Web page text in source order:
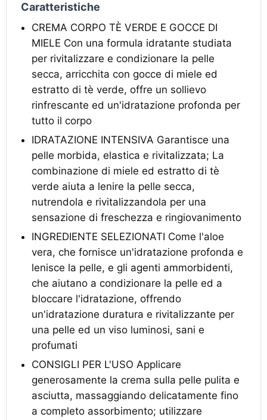
Caratteristiche
CREMA CORPO TÈ VERDE E GOCCE DI
MIELE Con una formula idratante studiata
per rivitalizzare e condizionare la pelle
secca, arricchita con gocce di miele ed
estratto di tè verde, offre un sollievo
rinfrescante ed un'idratazione profonda per
tutto il corpo
IDRATAZIONE INTENSIVA Garantisce una
pelle morbida, elastica e rivitalizzata; La
combinazione di miele ed estratto di tè
verde aiuta a lenire la pelle secca,
nutrendola e rivitalizzandola per una
sensazione di freschezza e ringiovanimento
INGREDIENTE SELEZIONATI Come l'aloe
vera, che fornisce un'idratazione profonda e
lenisce la pelle, e gli agenti ammorbidenti,
che aiutano a condizionare la pelle ed a
bloccare l'idratazione, offrendo
un'idratazione duratura e rivitalizzante per
una pelle ed un viso luminosi, sani e
profumati
CONSIGLI PER L'USO Applicare
generosamente la crema sulla pelle pulita e
asciutta, massaggiando delicatamente fino
a completo assorbimento; utilizzare